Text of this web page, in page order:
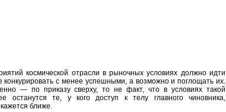
космической отрасли в рыночных условиях должно идти
с менее успешными, а возможно и поглощать их.
— по приказу сверху, то не факт, что в условиях такой
останутся те, у кого доступ к телу главного чиновника,
ближе.